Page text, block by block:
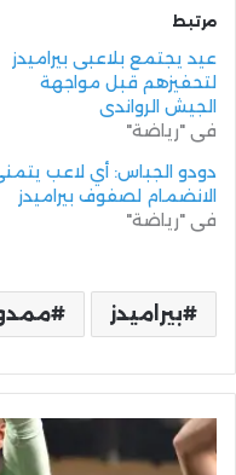
مرتبط
عيد يجتمع بلاعبى بيراميدز
لتحفيزهم قبل مواجهة
الجيش الرواندى
في "رياضة"
دودو الجباس: أي لاعب
الانضمام لصفوف بيراميدز
في "رياضة"
بيراميدز
أقوى
هجوم